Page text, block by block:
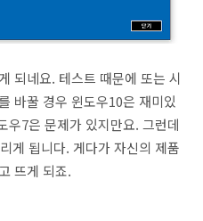
되네요. 테스트 때문에 또는 시
바꿀 경우 윈도우10은 재미있
우7은 문제가 있지만요. 그런데
게 됩니다. 게다가 자신의 제품
뜨게 되죠.